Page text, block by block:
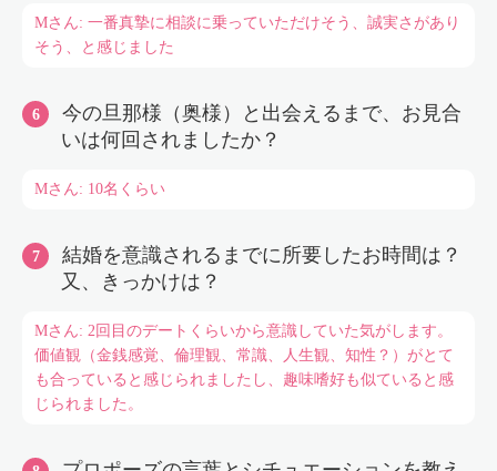
Mさん: 一番真摯に相談に乗っていただけそう、誠実さがあり
そう、と感じました
今の旦那様（奥様）と出会えるまで、お見合
いは何回されましたか？
Mさん: 10名くらい
結婚を意識されるまでに所要したお時間は？
又、きっかけは？
Mさん: 2回目のデートくらいから意識していた気がします。
価値観（金銭感覚、倫理観、常識、人生観、知性？）がとて
も合っていると感じられましたし、趣味嗜好も似ていると感
じられました。